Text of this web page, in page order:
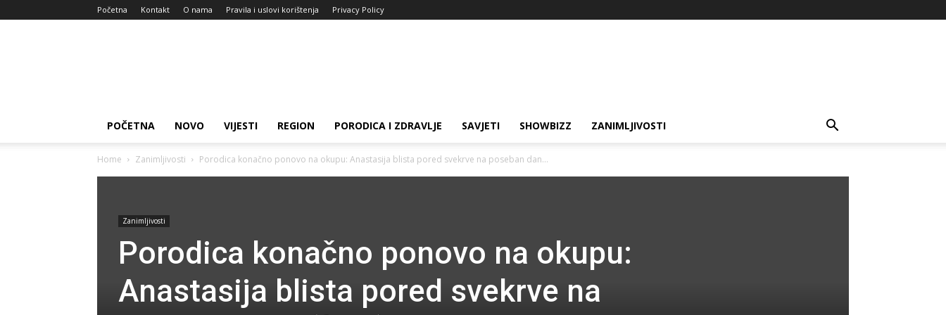
Početna Kontakt O nama Pravila i uslovi korištenja Privacy Policy
POČETNA NOVO VIJESTI REGION PORODICA I ZDRAVLJE SAVJETI SHOWBIZZ ZANIMLJIVOSTI
Home Zanimljivosti Porodica konačno ponovo na okupu: Anastasija blista pored svekrve na poseban dan...
Zanimljivosti
Porodica konačno ponovo na okupu:
Anastasija blista pored svekrve na